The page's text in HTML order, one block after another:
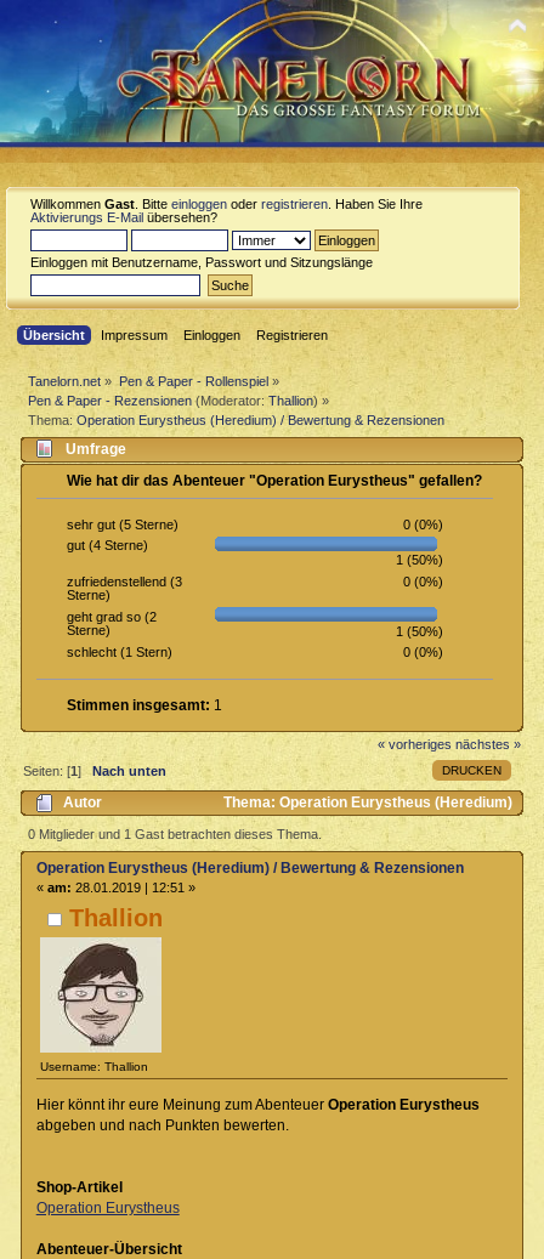
Willkommen Gast . Bitte einloggen oder registrieren . Haben Sie Ihre
Aktivierungs E-Mail übersehen?
Einloggen mit Benutzername, Passwort und Sitzungslänge
Übersicht Impressum Einloggen Registrieren
Tanelorn.net » Pen & Paper - Rollenspiel»
Pen & Paper - Rezensionen(Moderator:Thallion) »
Thema:Operation Eurystheus (Heredium) / Bewertung & Rezensionen
Umfrage
Wie hat dir das Abenteuer "Operation Eurystheus" gefallen?
sehr gut (5 Sterne)
0 (0%)
gut (4 Sterne)
1 (50%)
zufriedenstellend (3
Sterne)
0 (0%)
geht grad so (2
Sterne)
1 (50%)
schlecht (1 Stern)
0 (0%)
Stimmen insgesamt: 1
« vorheriges nächstes »
DRUCKEN
Seiten: [1] Nach unten
Autor
Thema: Operation Eurystheus (Heredium)
/ Bewertung & Rezensionen (Gelesen 1650 mal)
0 Mitglieder und 1 Gast betrachten dieses Thema.
Thallion
Username: Thallion
Operation Eurystheus (Heredium) / Bewertung & Rezensionen
« am: 28.01.2019 | 12:51 »
Hier könnt ihr eure Meinung zum Abenteuer Operation Eurystheus
abgeben und nach Punkten bewerten.
Shop-Artikel
Operation Eurystheus
Abenteuer-Übersicht